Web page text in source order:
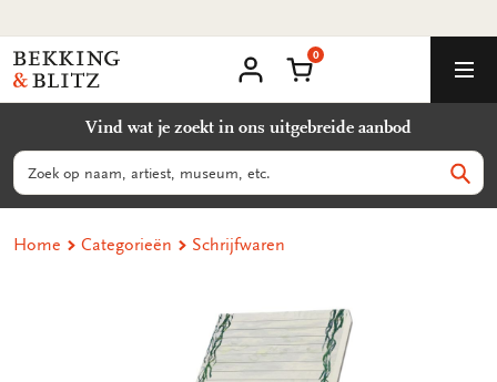
naar
content
Bekking
&
B.V.
account
Winkelmand
0
Vind wat je zoekt in ons uitgebreide aanbod
Zoeken
Home Categorieën Schrijfwaren